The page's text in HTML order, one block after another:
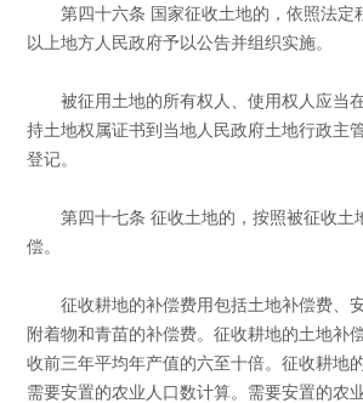
第四十六条 国家征收土地的，依照法定
以上地方人民政府予以公告并组织实施。
被征用土地的所有权人、使用权人应当在
持土地权属证书到当地人民政府土地行政主
登记。
第四十七条 征收土地的，按照被征收土
偿。
征收耕地的补偿费用包括土地补偿费、
附着物和青苗的补偿费。征收耕地的土地补
收前三年平均年产值的六至十倍。征收耕地
需要安置的农业人口数计算。需要安置的农